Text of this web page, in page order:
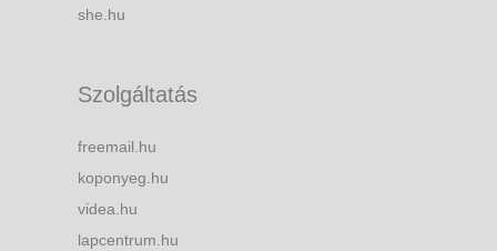
she.hu
Szolgáltatás
freemail.hu
koponyeg.hu
videa.hu
lapcentrum.hu